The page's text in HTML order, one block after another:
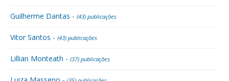
Guilherme Dantas - (43) publicações
Vitor Santos - (43) publicações
Lillian Monteath - (37) publicações